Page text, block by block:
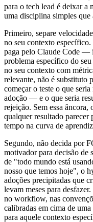
para o tech lead é deixar a
uma disciplina simples que
Primeiro, separe
no seu contexto
paga pelo Claude Code —
problema específico do
no seu contexto com
relevante, não é substituto
começar o teste o que
adoção — e o que seria
rejeição. Sem essa
qualquer resultado
tempo na curva de
Segundo, não decida por
motivador para decisão de
de "todo mundo está
nosso que temos hoje", o
adoções precipitadas que
levam meses para
no workflow, nas
calibradas em cima de
para aquele contexto